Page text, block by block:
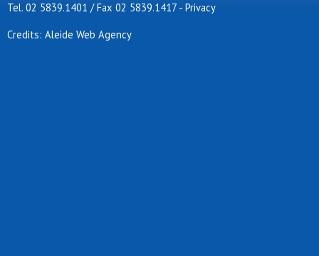
Tel. 02 5839.1401 / Fax 02 5839.1417 - Privacy
Credits: Aleide Web Agency